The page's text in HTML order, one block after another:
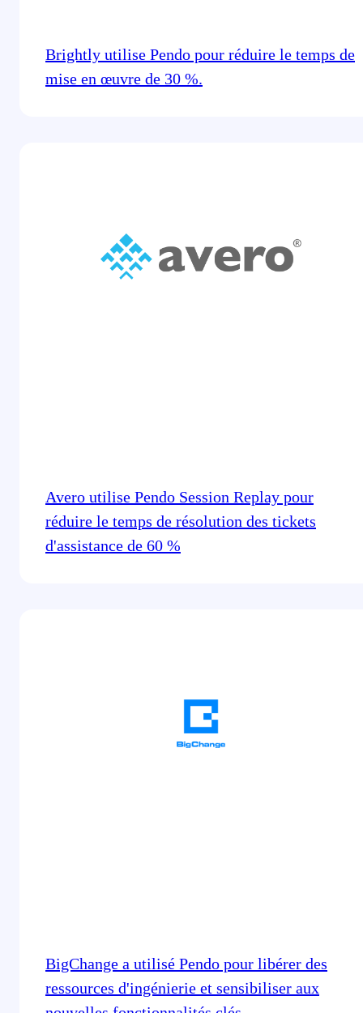
Brightly utilise Pendo pour réduire le temps de
mise en œuvre de 30 %.
Avero utilise Pendo Session Replay pour
réduire le temps de résolution des tickets
d'assistance de 60 %
BigChange a utilisé Pendo pour libérer des
ressources d'ingénierie et sensibiliser aux